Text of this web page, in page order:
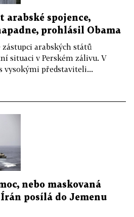
arabské spojence,
prohlásil Obama
arabských států
situaci v Perském zálivu. V
vysokými představiteli...
nebo maskovaná
posílá do Jemenu